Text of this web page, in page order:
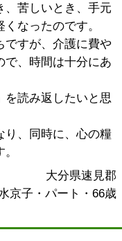
、苦しいとき、手元
なったのです。
ですが、介護に費や
で、時間は十分にあ
を読み返したいと思
り、同時に、心の糧
大分県速見郡
京子・パート・66歳